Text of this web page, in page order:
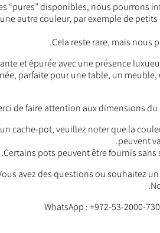
“pures” disponibles, nous pourrons
autre couleur, par exemple de
Cela reste rare, mais nous
et épurée avec une présence
parfaite pour une table, un
de faire attention aux dimensions
cache-pot, veuillez noter que la
peuvent
Certains pots peuvent être fournis
avez des questions ou souhaitez un